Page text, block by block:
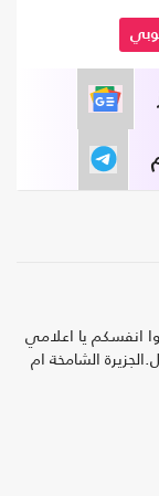
لوبي
انفسكم يا اعلامي
الشامخة ام